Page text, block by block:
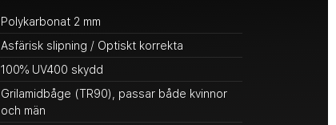
Polykarbonat 2 mm
Asfärisk slipning / Optiskt korrekta
100% UV400 skydd
Grilamidbåge (TR90), passar både kvinnor
och män